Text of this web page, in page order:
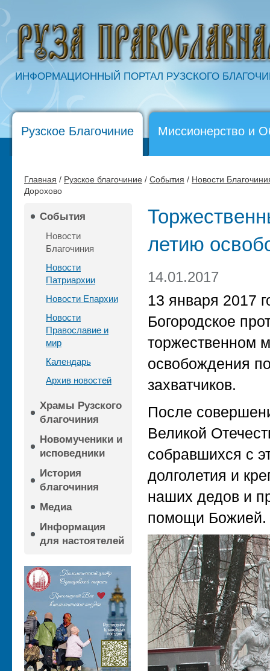
ИНФОРМАЦИОННЫЙ ПОРТАЛ РУЗСКОГО
Рузское Благочиние Миссионерство и
Главная / Рузское благочиние / События / Новости
Дорохово
События
Новости
Благочиния
Новости
Патриархии
Новости Епархии
Новости
Православие и
мир
Календарь
Архив новостей
Храмы Рузского
благочиния
Новомученики и
исповедники
История
благочиния
Медиа
Информация
для настоятелей
летию
14.01.2017
13 января 2017
Богородское
торжественном
освобождения
захватчиков.
После
Великой
собравшихся с
долголетия и
наших дедов и
помощи Божией.